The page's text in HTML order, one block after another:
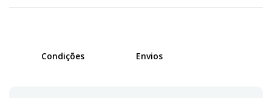
Condições Envios